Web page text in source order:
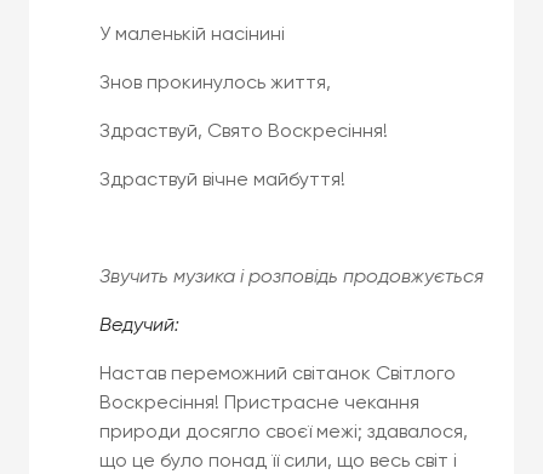
У маленькій насінині
Знов прокинулось життя,
Здраствуй, Свято Воскресіння!
Здраствуй вічне майбуття!
Звучить музика і розповідь продовжується
Ведучий:
Настав переможний світанок Світлого
Воскресіння! Пристрасне чекання
природи досягло своєї межі; здавалося,
що це було понад її сили, що весь світ і